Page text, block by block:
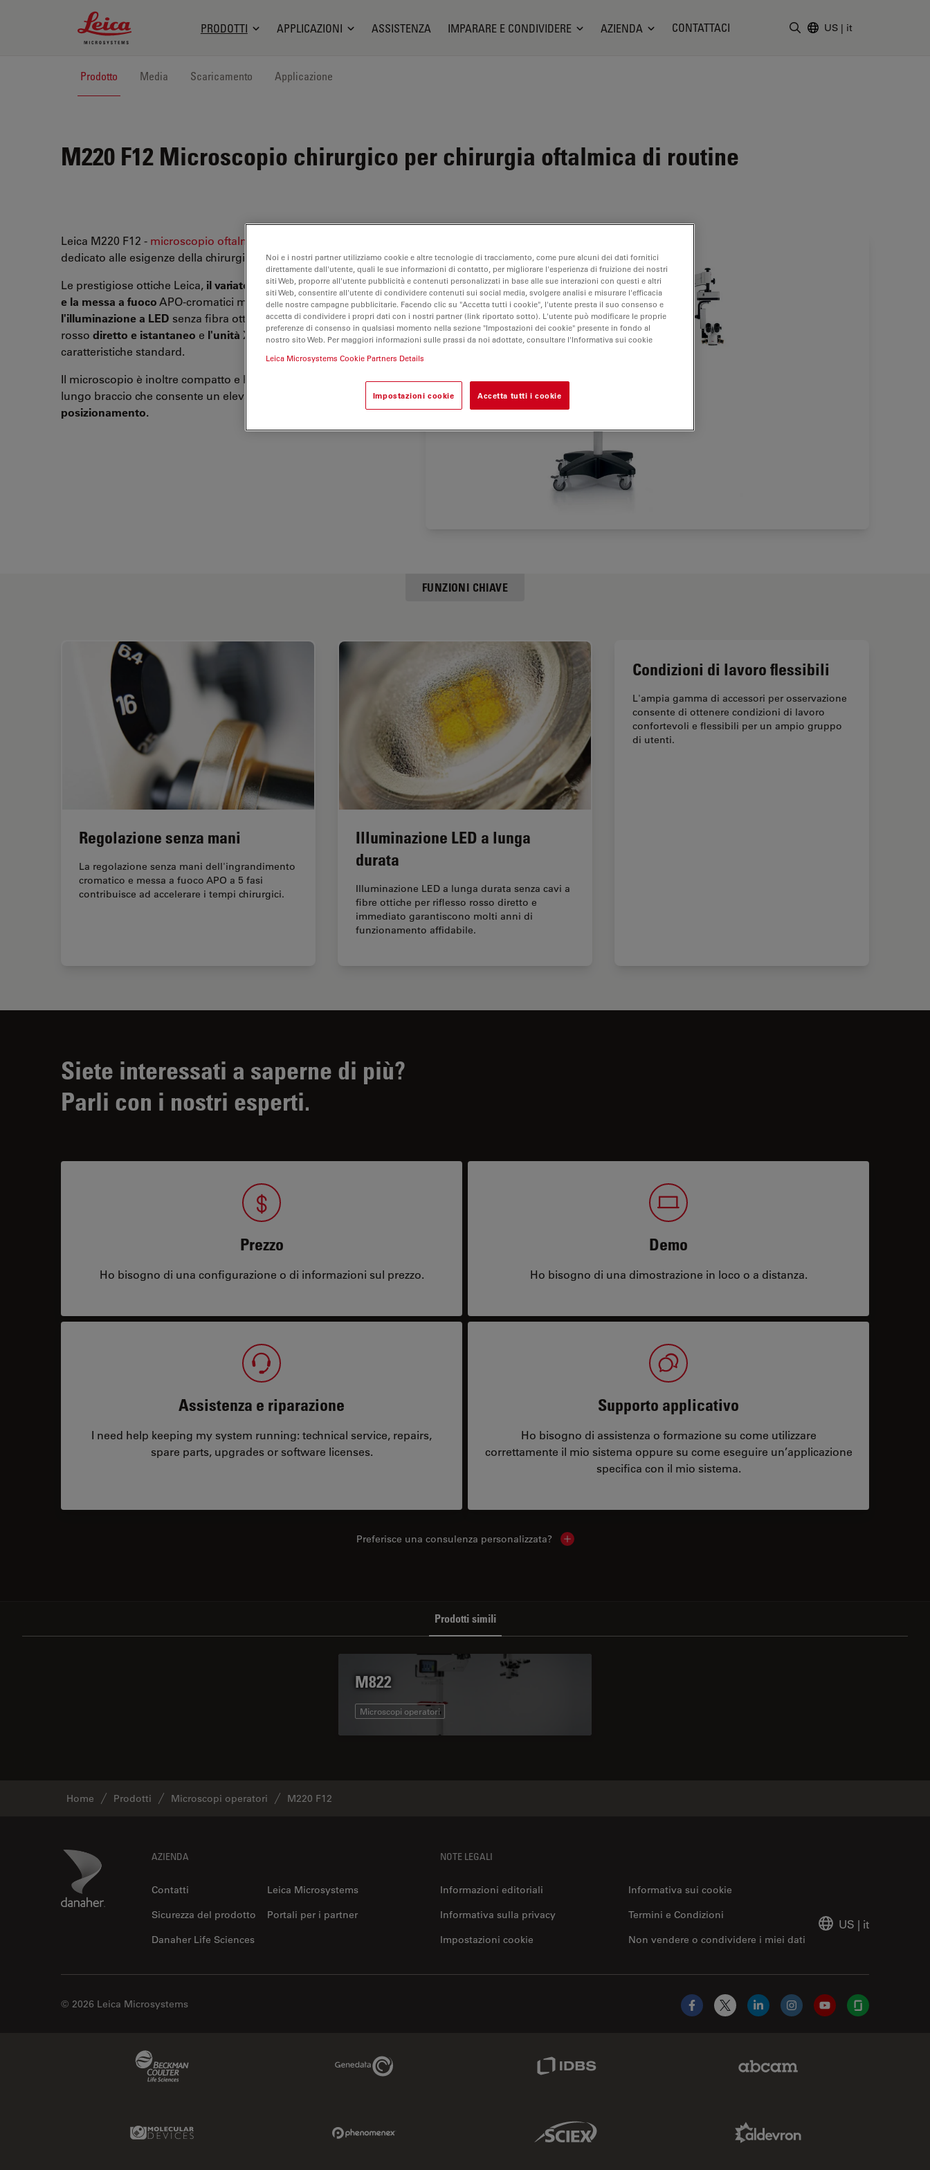
Leica Microsystems Logo
PRODOTTI APPLICAZIONI ASSISTENZA IMPARARE E CONDIVIDERE AZIENDA CONTATTACI US | it
Prodotto Media Scaricamento Applicazione
M220 F12 Microscopio chirurgico per chirurgia oftalmica di routine
Leica M220 F12 - microscopio oftalmico
dedicato alle esigenze della chirurgia oftalmica.
Le prestigiose ottiche Leica, il variatore di ingrandimento
e la messa a fuocoAPO-cromatici motorizzati a 5 step,
l'illuminazione a LED senza fibra ottica per il riflesso
rosso diretto e istantaneo e l'unità XY aggiornabilesono
caratteristiche standard.
Il microscopio è inoltre compatto e ha uno
lungo braccio che consente un elevato grado di
posizionamento.
FUNZIONI CHIAVE
Regolazione senza mani
La regolazione senza mani dell'ingrandimento
cromatico e messa a fuoco APO a 5 fasi
contribuisce ad accelerare i tempi chirurgici.
Illuminazione LED a lunga
durata
Illuminazione LED a lunga durata senza cavi a
fibre ottiche per riflesso rosso diretto e
immediato garantiscono molti anni di
funzionamento affidabile.
Condizioni di lavoro flessibili
L'ampia gamma di accessori per osservazione
consente di ottenere condizioni di lavoro
confortevoli e flessibili per un ampio gruppo
di utenti.
Siete interessati a saperne di più?
Parli con i nostri esperti.
Prezzo
Ho bisogno di una configurazione o di informazioni sul prezzo.
Demo
Ho bisogno di una dimostrazione in loco o a distanza.
Assistenza e riparazione
I need help keeping my system running: technical service, repairs,
spare parts, upgrades or software licenses.
Supporto applicativo
Ho bisogno di assistenza o formazione su come utilizzare
correttamente il mio sistema oppure su come eseguire un’applicazione
specifica con il mio sistema.
Preferisce una consulenza personalizzata? Show local contacts
Prodotti simili
M822
Microscopi operatori
Home Prodotti Microscopi operatori M220 F12
Danaher Logo AZIENDA
Contatti
Leica Microsystems
Sicurezza del prodotto
Portali per i partner
Danaher Life Sciences
NOTE LEGALI
Informazioni editoriali
Informativa sui cookie
Informativa sulla privacy
Non vendere o condividere i miei dati
Termini e Condizioni
Impostazioni cookie
US | it
© 2026 Leica Microsystems
Facebook
X LinkedInInstagramYouTubeGlassdoor
Genedata Link
Molecular Devices Link Sciex Link
Noi e i nostri partner utilizziamo cookie e altre tecnologie di tracciamento, come pure alcuni dei dati fornitici
direttamente dall'utente, quali le sue informazioni di contatto, per migliorare l'esperienza di fruizione dei nostri
siti Web, proporre all'utente pubblicità e contenuti personalizzati in base alle sue interazioni con questi e altri
siti Web, consentire all'utente di condividere contenuti sui social media, svolgere analisi e misurare l'efficacia
delle nostre campagne pubblicitarie. Facendo clic su "Accetta tutti i cookie", l'utente presta il suo consenso e
accetta di condividere i propri dati con i nostri partner (link riportato sotto). L'utente può modificare le proprie
preferenze di consenso in qualsiasi momento nella sezione "Impostazioni dei cookie" presente in fondo al
nostro sito Web. Per maggiori informazioni sulle prassi da noi adottate, consultare l'Informativa sui cookie
Leica Microsystems Cookie Partners Details
Impostazioni cookie Accetta tutti i cookie